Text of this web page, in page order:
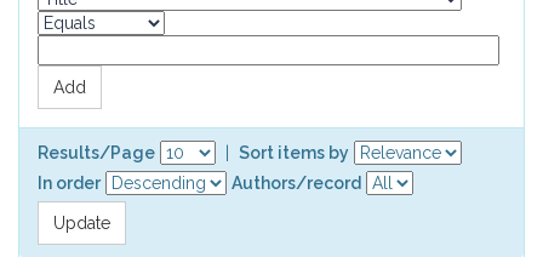
Results/Page
Sort items by
In order
Authors/record